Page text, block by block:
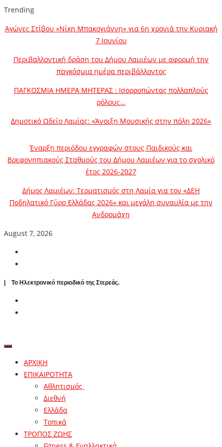
Trending
Αγώνες Στίβου «Νίκη Μπακογιάννη» για 6η χρονιά την Κυριακή
7 Ιουνίου
Περιβαλλοντική δράση του Δήμου Λαμιέων με αφορμή την
παγκόσμια ημέρα περιβάλλοντος
ΠΑΓΚΟΣΜΙΑ ΗΜΕΡΑ ΜΗΤΕΡΑΣ : Ισορροπώντας πολλαπλούς
ρόλους…
Δημοτικό Ωδείο Λαμίας: «Άνοιξη Μουσικής στην πόλη 2026»
Έναρξη περιόδου εγγραφών στους Παιδικούς και
Βρεφονηπιακούς Σταθμούς του Δήμου Λαμιέων για το σχολικό
έτος 2026-2027
Δήμος Λαμιέων: Τερματισμός στη Λαμία για τον «ΔΕΗ
Ποδηλατικό Γύρο Ελλάδας 2026» και μεγάλη συναυλία με την
Ανδρομάχη
August 7, 2026
| To Ηλεκτρονικό περιοδικό της Στερεάς.
ΑΡΧΙΚΗ
ΕΠΙΚΑΙΡΟΤΗΤΑ
Αθλητισμός
Διεθνή
Ελλάδα
Τοπικά
ΤΡΟΠΟΣ ΖΩΗΣ